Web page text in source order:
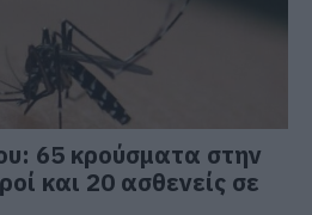
65 κρούσματα στην
και 20 ασθενείς σε